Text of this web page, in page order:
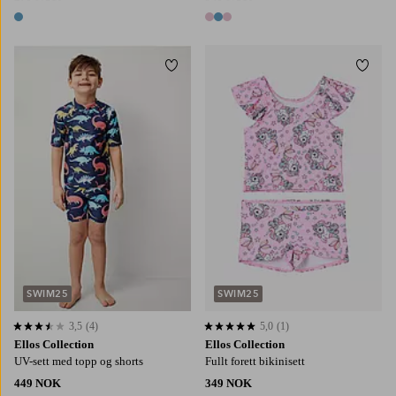
1 farge 3 farger
Ellos Collection
UV-sett med topp og shorts
449 NOK
3,5 basert på 4 karaktergivninger
3,5 (4)
SWIM25
Legg til favoritter
98/104110/116122/128
Ellos Collection
Fullt forett bikinisett
349 NOK
5,0 basert på 1 karaktergivninger
5,0 (1)
SWIM25
110/116122/128134/140